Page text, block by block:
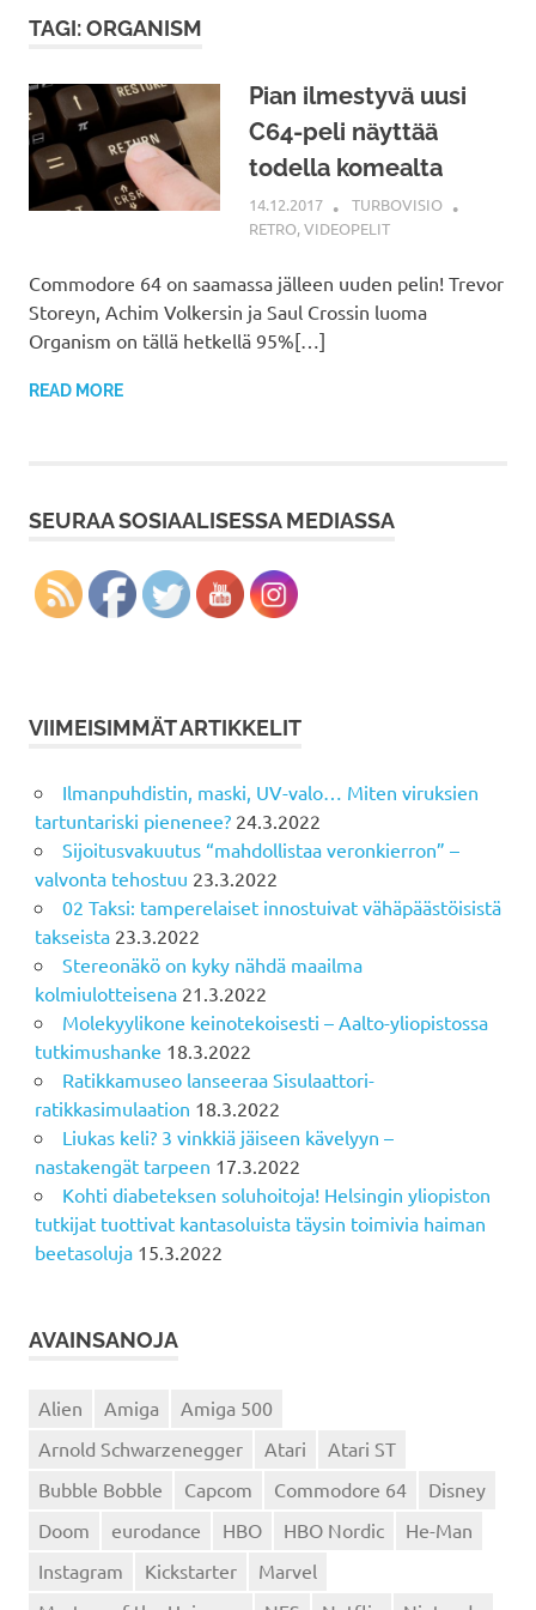
TAGI: ORGANISM
Pian ilmestyvä uusi
C64-peli näyttää
todella komealta
14.12.2017
TURBOVISIO
RETRO,VIDEOPELIT
Commodore 64 on saamassa jälleen uuden pelin! Trevor
Storeyn, Achim Volkersin ja Saul Crossin luoma
Organism on tällä hetkellä 95%[…]
READ MORE
SEURAA SOSIAALISESSA MEDIASSA
VIIMEISIMMÄT ARTIKKELIT
Ilmanpuhdistin, maski, UV-valo… Miten viruksien
tartuntariski pienenee? 24.3.2022
Sijoitusvakuutus “mahdollistaa veronkierron” –
valvonta tehostuu 23.3.2022
02 Taksi: tamperelaiset innostuivat vähäpäästöisistä
takseista 23.3.2022
Stereonäkö on kyky nähdä maailma
kolmiulotteisena 21.3.2022
Molekyylikone keinotekoisesti – Aalto-yliopistossa
tutkimushanke 18.3.2022
Ratikkamuseo lanseeraa Sisulaattori-
ratikkasimulaation 18.3.2022
Liukas keli? 3 vinkkiä jäiseen kävelyyn –
nastakengät tarpeen 17.3.2022
Kohti diabeteksen soluhoitoja! Helsingin yliopiston
tutkijat tuottivat kantasoluista täysin toimivia haiman
beetasoluja 15.3.2022
AVAINSANOJA
Alien Amiga
Amiga 500
Arnold Schwarzenegger
Atari
Atari ST
Bubble Bobble
Capcom Commodore 64
Disney
Doom
eurodance HBO HBO Nordic
He-Man
Instagram
Kickstarter
Marvel